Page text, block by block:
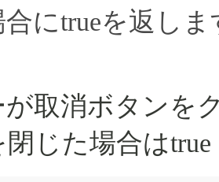
にtrueを返しま
取消ボタンを
じた場合はtrue